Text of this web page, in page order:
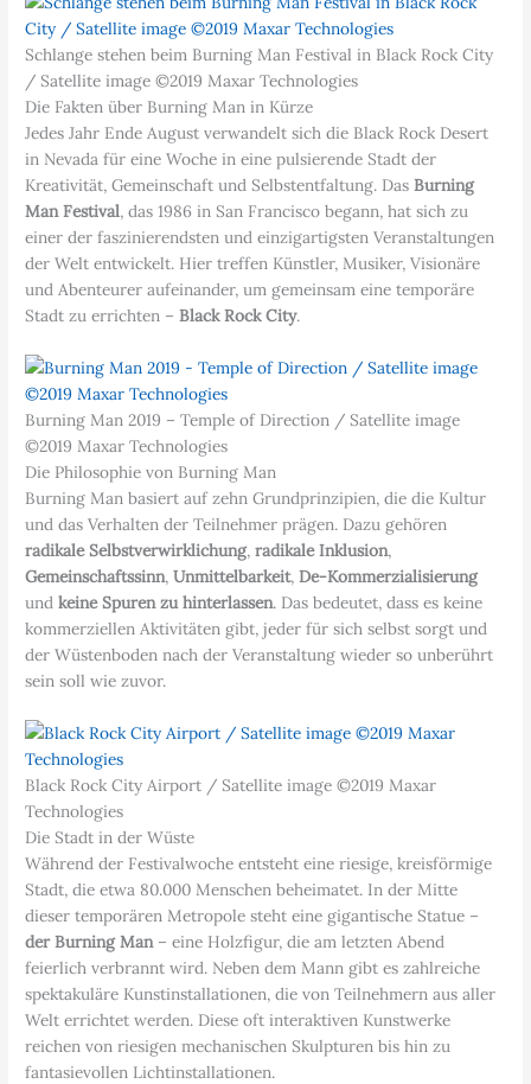
Schlange stehen beim Burning Man Festival in Black Rock City
/ Satellite image ©2019 Maxar Technologies
Die Fakten über Burning Man in Kürze
Jedes Jahr Ende August verwandelt sich die Black Rock Desert
in Nevada für eine Woche in eine pulsierende Stadt der
Kreativität, Gemeinschaft und Selbstentfaltung. DasBurning
Man Festival, das 1986 in San Francisco begann, hat sich zu
einer der faszinierendsten und einzigartigsten Veranstaltungen
der Welt entwickelt. Hier treffen Künstler, Musiker, Visionäre
und Abenteurer aufeinander, um gemeinsam eine temporäre
Stadt zu errichten –Black Rock City.
Burning Man 2019 – Temple of Direction / Satellite image
©2019 Maxar Technologies
Die Philosophie von Burning Man
Burning Man basiert auf zehn Grundprinzipien, die die Kultur
und das Verhalten der Teilnehmer prägen. Dazu gehören
radikale Selbstverwirklichung,radikale Inklusion,
Gemeinschaftssinn,Unmittelbarkeit,De-Kommerzialisierung
undkeine Spuren zu hinterlassen. Das bedeutet, dass es keine
kommerziellen Aktivitäten gibt, jeder für sich selbst sorgt und
der Wüstenboden nach der Veranstaltung wieder so unberührt
sein soll wie zuvor.
Black Rock City Airport / Satellite image ©2019 Maxar
Technologies
Die Stadt in der Wüste
Während der Festivalwoche entsteht eine riesige, kreisförmige
Stadt, die etwa 80.000 Menschen beheimatet. In der Mitte
dieser temporären Metropole steht eine gigantische Statue –
der Burning Man– eine Holzfigur, die am letzten Abend
feierlich verbrannt wird. Neben dem Mann gibt es zahlreiche
spektakuläre Kunstinstallationen, die von Teilnehmern aus aller
Welt errichtet werden. Diese oft interaktiven Kunstwerke
reichen von riesigen mechanischen Skulpturen bis hin zu
fantasievollen Lichtinstallationen.